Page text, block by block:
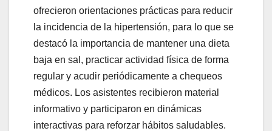
ofrecieron orientaciones prácticas para reducir
la incidencia de la hipertensión, para lo que se
destacó la importancia de mantener una dieta
baja en sal, practicar actividad física de forma
regular y acudir periódicamente a chequeos
médicos. Los asistentes recibieron material
informativo y participaron en dinámicas
interactivas para reforzar hábitos saludables.